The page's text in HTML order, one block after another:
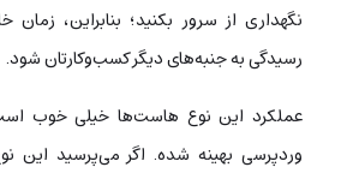
نگهداری از سرور بکنید؛ بنابراین،
رسیدگی به جنبه‌های دیگر کسب‌وکارتان شود.
عملکرد این نوع هاست‌ها خیلی خوب
وردپرسی بهینه شده. اگر می‌پرسید این